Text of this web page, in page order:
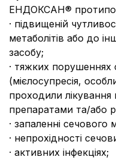
ЕНДОКСАН®
· підвищеній
метаболітів або до
засобу;
· тяжких порушеннях
(мієлосупресія,
проходили
препаратами та/або
· запаленні сечового
· непрохідності
· активних інфекціях;